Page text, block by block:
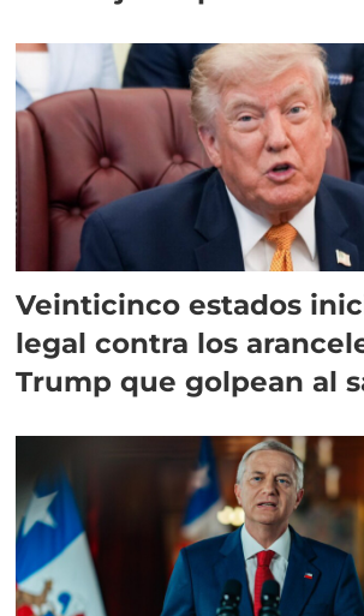
Veinticinco estados
legal contra los
Trump que golpean al